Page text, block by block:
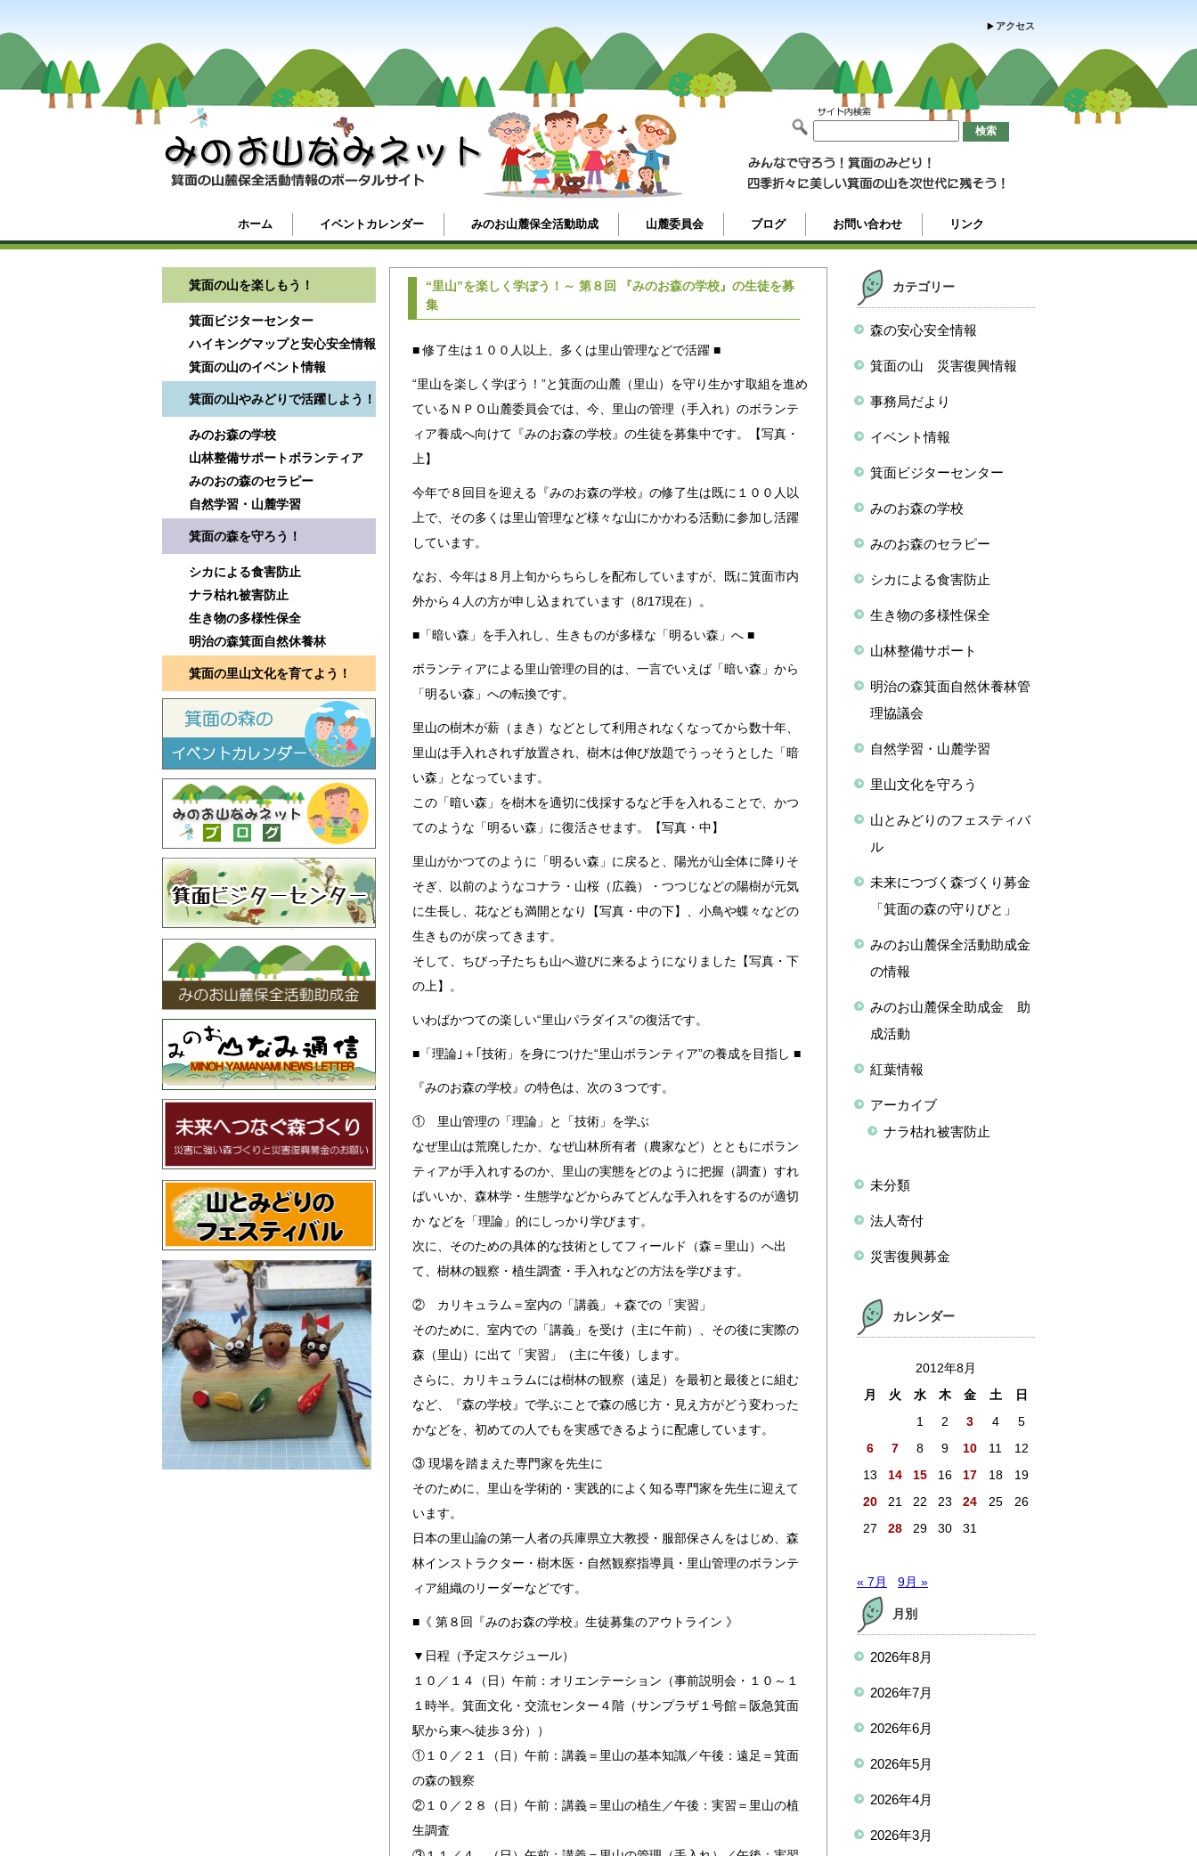
アクセス
ホーム イベントカレンダー みのお山麓保全活動助成 山麓委員会 ブログ お問い合わせ リンク
箕面の山を楽しもう！
箕面ビジターセンター
ハイキングマップと安心安全情報
箕面の山のイベント情報
箕面の山やみどりで活躍しよう！
みのお森の学校
山林整備サポートボランティア
みのおの森のセラピー
自然学習・山麓学習
箕面の森を守ろう！
シカによる食害防止
ナラ枯れ被害防止
生き物の多様性保全
明治の森箕面自然休養林
箕面の里山文化を育てよう！
“里山”を楽しく学ぼう！～ 第８回 『みのお森の学校』の生徒を募
集
■ 修了生は１００人以上、多くは里山管理などで活躍 ■
“里山を楽しく学ぼう！”と箕面の山麓（里山）を守り生かす取組を進め
ているＮＰＯ山麓委員会では、今、里山の管理（手入れ）のボランテ
ィア養成へ向けて『みのお森の学校』の生徒を募集中です。【写真・
上】
今年で８回目を迎える『みのお森の学校』の修了生は既に１００人以
上で、その多くは里山管理など様々な山にかかわる活動に参加し活躍
しています。
なお、今年は８月上旬からちらしを配布していますが、既に箕面市内
外から４人の方が申し込まれています（8/17現在）。
■「暗い森」を手入れし、生きものが多様な「明るい森」へ ■
ボランティアによる里山管理の目的は、一言でいえば「暗い森」から
「明るい森」への転換です。
里山の樹木が薪（まき）などとして利用されなくなってから数十年、
里山は手入れされず放置され、樹木は伸び放題でうっそうとした「暗
い森」となっています。
この「暗い森」を樹木を適切に伐採するなど手を入れることで、かつ
てのような「明るい森」に復活させます。【写真・中】
里山がかつてのように「明るい森」に戻ると、陽光が山全体に降りそ
そぎ、以前のようなコナラ・山桜（広義）・つつじなどの陽樹が元気
に生長し、花なども満開となり【写真・中の下】、小鳥や蝶々などの
生きものが戻ってきます。
そして、ちびっ子たちも山へ遊びに来るようになりました【写真・下
の上】。
いわばかつての楽しい“里山パラダイス”の復活です。
■「理論｣＋｢技術」を身につけた“里山ボランティア”の養成を目指し ■
『みのお森の学校』の特色は、次の３つです。
① 里山管理の「理論」と「技術」を学ぶ
なぜ里山は荒廃したか、なぜ山林所有者（農家など）とともにボラン
ティアが手入れするのか、里山の実態をどのように把握（調査）すれ
ばいいか、森林学・生態学などからみてどんな手入れをするのが適切
か などを「理論」的にしっかり学びます。
次に、そのための具体的な技術としてフィールド（森＝里山）へ出
て、樹林の観察・植生調査・手入れなどの方法を学びます。
② カリキュラム＝室内の「講義」＋森での「実習」
そのために、室内での「講義」を受け（主に午前）、その後に実際の
森（里山）に出て「実習」（主に午後）します。
さらに、カリキュラムには樹林の観察（遠足）を最初と最後とに組む
など、『森の学校』で学ぶことで森の感じ方・見え方がどう変わった
かなどを、初めての人でもを実感できるように配慮しています。
③ 現場を踏まえた専門家を先生に
そのために、里山を学術的・実践的によく知る専門家を先生に迎えて
います。
日本の里山論の第一人者の兵庫県立大教授・服部保さんをはじめ、森
林インストラクター・樹木医・自然観察指導員・里山管理のボランテ
ィア組織のリーダーなどです。
■《 第８回『みのお森の学校』生徒募集のアウトライン 》
▼日程（予定スケジュール）
１０／１４（日）午前：オリエンテーション（事前説明会・１０～１
１時半。箕面文化・交流センター４階（サンプラザ１号館＝阪急箕面
駅から東へ徒歩３分））
①１０／２１（日）午前：講義＝里山の基本知識／午後：遠足＝箕面
の森の観察
②１０／２８（日）午前：講義＝里山の植生／午後：実習＝里山の植
生調査
カテゴリー
森の安心安全情報
箕面の山 災害復興情報
事務局だより
イベント情報
箕面ビジターセンター
みのお森の学校
みのお森のセラピー
シカによる食害防止
生き物の多様性保全
山林整備サポート
明治の森箕面自然休養林管
理協議会
自然学習・山麓学習
里山文化を守ろう
山とみどりのフェスティバ
ル
未来につづく森づくり募金
「箕面の森の守りびと」
みのお山麓保全活動助成金
の情報
みのお山麓保全助成金 助
成活動
紅葉情報
アーカイブ
ナラ枯れ被害防止
未分類
法人寄付
災害復興募金
カレンダー
2012年8月
月
火 水 木 金 土
日
1
2 3 4
5
6
7 8 9 10 11
12
13
14 15 16 17 18
19
20
21 22 23 24 25
26
27
28 29 30 31
« 7月 9月 »
月別
2026年8月
2026年7月
2026年6月
2026年5月
2026年4月
2026年3月